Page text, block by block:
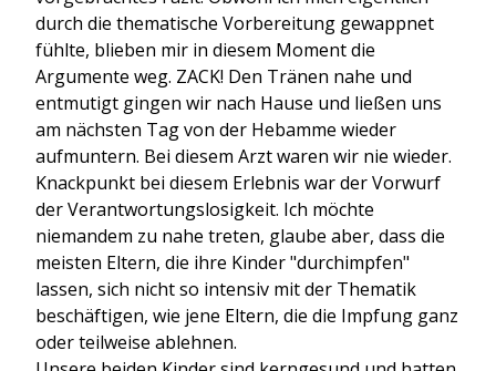
durch die thematische Vorbereitung gewappnet
fühlte, blieben mir in diesem Moment die
Argumente weg. ZACK! Den Tränen nahe und
entmutigt gingen wir nach Hause und ließen uns
am nächsten Tag von der Hebamme wieder
aufmuntern. Bei diesem Arzt waren wir nie wieder.
Knackpunkt bei diesem Erlebnis war der Vorwurf
der Verantwortungslosigkeit. Ich möchte
niemandem zu nahe treten, glaube aber, dass die
meisten Eltern, die ihre Kinder "durchimpfen"
lassen, sich nicht so intensiv mit der Thematik
beschäftigen, wie jene Eltern, die die Impfung ganz
oder teilweise ablehnen.